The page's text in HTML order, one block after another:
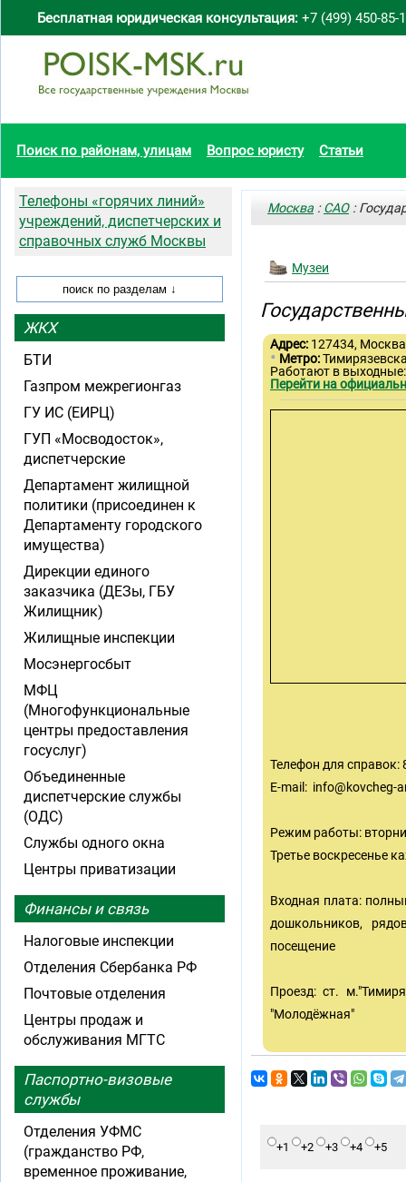
Бесплатная юридическая консультация: +7 (499) 450-85-
Поиск по районам, улицам Вопрос юристу Статьи
Москва :САО:
Музеи
Адрес: 127434,
• Метро:
Работают в
Перейти на
Телефон для справок:
E-mail: info@kovcheg-
Режим работы:
Третье воскресенье
Входная плата:
дошкольников,
посещение
Проезд: ст.
"Молодёжная"
+1 +2 +3 +4 +5
Телефоны «горячих линий»
учреждений, диспетчерских и
справочных служб Москвы
ЖКХ
БТИ
Газпром межрегионгаз
ГУ ИС (ЕИРЦ)
ГУП «Мосводосток»,
диспетчерские
Департамент жилищной
политики (присоединен к
Департаменту городского
имущества)
Дирекции единого
заказчика (ДЕЗы, ГБУ
Жилищник)
Жилищные инспекции
Мосэнергосбыт
МФЦ
(Многофункциональные
центры предоставления
госуслуг)
Объединенные
диспетчерские службы
(ОДС)
Службы одного окна
Центры приватизации
Финансы и связь
Налоговые инспекции
Отделения Сбербанка РФ
Почтовые отделения
Центры продаж и
обслуживания МГТС
Паспортно-визовые
службы
Отделения УФМС
(гражданство РФ,
временное проживание,